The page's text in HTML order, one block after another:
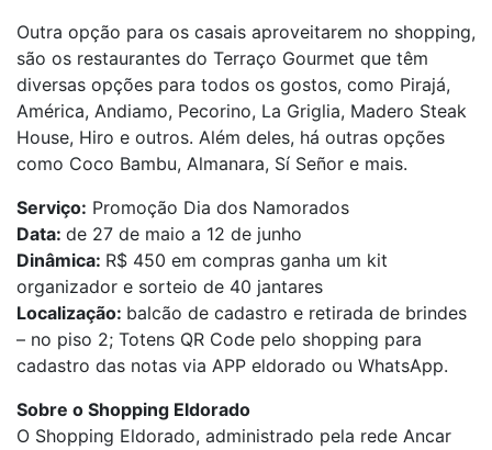
Outra opção para os casais aproveitarem no shopping,
são os restaurantes do Terraço Gourmet que têm
diversas opções para todos os gostos, como Pirajá,
América, Andiamo, Pecorino, La Griglia, Madero Steak
House, Hiro e outros. Além deles, há outras opções
como Coco Bambu, Almanara, Sí Señor e mais.
Serviço: Promoção Dia dos Namorados
Data: de 27 de maio a 12 de junho
Dinâmica: R$ 450 em compras ganha um kit
organizador e sorteio de 40 jantares
Localização: balcão de cadastro e retirada de brindes
– no piso 2; Totens QR Code pelo shopping para
cadastro das notas via APP eldorado ou WhatsApp.
Sobre o Shopping Eldorado
O Shopping Eldorado, administrado pela rede Ancar